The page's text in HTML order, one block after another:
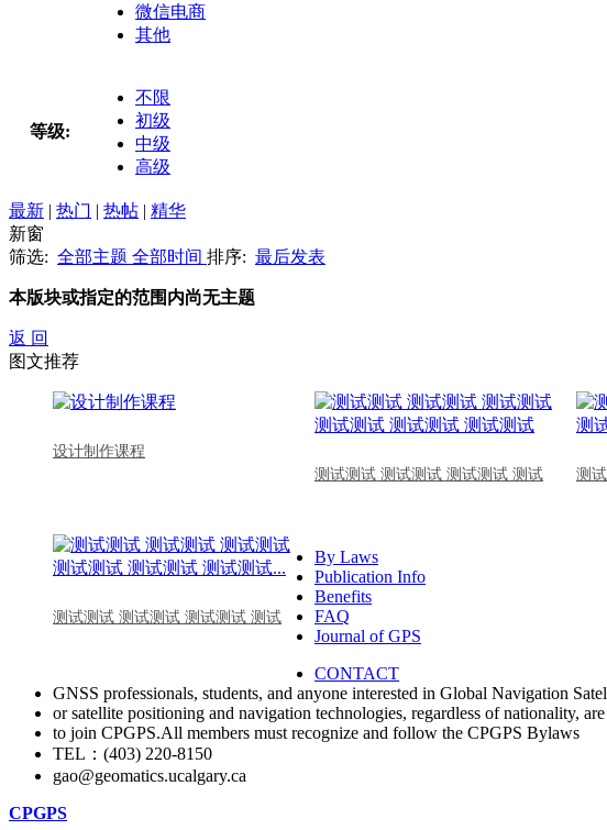
微信电商
其他
等级:
不限
初级
中级
高级
最新 | 热门 | 热帖 | 精华
新窗
筛选: 全部主题 全部时间 排序: 最后发表
本版块或指定的范围内尚无主题
返 回
图文推荐
设计制作课程
测试测试 测试测试 测试测试 测试
测
测试测试 测试测试 测试测试 测试
By Laws
Publication Info
Benefits
FAQ
Journal of GPS
CONTACT
GNSS professionals, students, and anyone interested in Global Navigation
or satellite positioning and navigation technologies, regardless of nationality,
to join CPGPS.All members must recognize and follow the CPGPS Bylaws
TEL：(403) 220-8150
gao@geomatics.ucalgary.ca
CPGPS